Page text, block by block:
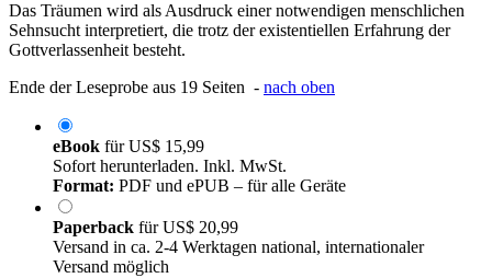
Das Träumen wird als Ausdruck einer notwendigen menschlichen
Sehnsucht interpretiert, die trotz der existentiellen Erfahrung der
Gottverlassenheit besteht.
Ende der Leseprobe aus 19 Seiten - nach oben
eBook fürUS$ 15,99
Sofort herunterladen. Inkl. MwSt.
Format: PDF und ePUB – für alle Geräte
Paperback fürUS$ 20,99
Versand in ca. 2-4 Werktagen national, internationaler
Versand möglich